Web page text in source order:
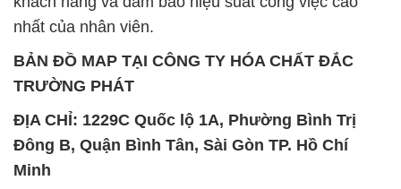
ĐỊA CHỈ: 1229C Quốc lộ 1A, Phường Bình Trị
Đông B, Quận Bình Tân, Sài Gòn TP. Hồ Chí
Minh